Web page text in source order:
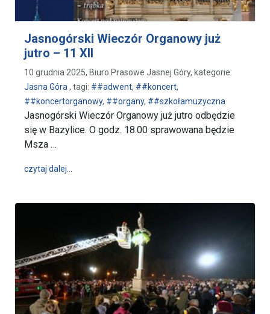
Jasnogórski Wieczór Organowy już
jutro – 11 XII
10 grudnia 2025, Biuro Prasowe Jasnej Góry, kategorie:
Jasna Góra, tagi: ##adwent, ##koncert,
##koncertorganowy, ##organy, ##szkołamuzyczna
Jasnogórski Wieczór Organowy już jutro odbędzie
się w Bazylice. O godz. 18.00 sprawowana będzie
Msza …
czytaj dalej…